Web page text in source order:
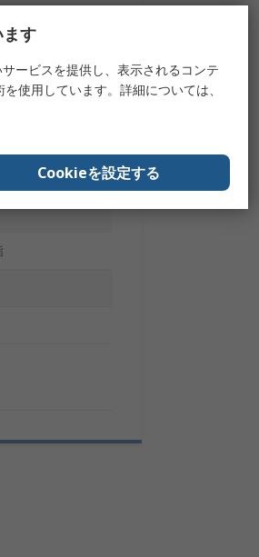
す
ービスを提供し、表示されるコンテ
使用しています。詳細については、
Cookieを設定する